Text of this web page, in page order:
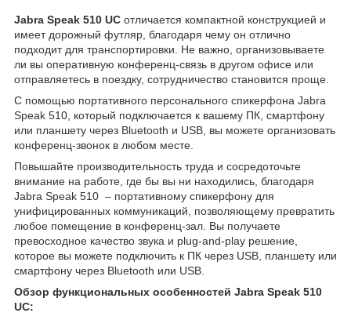
Jabra Speak 510 UC отличается компактной конструкцией и
имеет дорожный футляр, благодаря чему он отлично
подходит для транспортировки. Не важно, организовываете
ли вы оперативную конференц-связь в другом офисе или
отправляетесь в поездку, сотрудничество становится проще.
С помощью портативного персонального спикерфона Jabra
Speak 510, который подключается к вашему ПК, смартфону
или планшету через Bluetooth и USB, вы можете организовать
конференц-звонок в любом месте.
Повышайте производительность труда и сосредоточьте
внимание на работе, где бы вы ни находились, благодаря
Jabra Speak 510 – портативному спикерфону для
унифицированных коммуникаций, позволяющему превратить
любое помещение в конференц-зал. Вы получаете
превосходное качество звука и plug-and-play решение,
которое вы можете подключить к ПК через USB, планшету или
смартфону через Bluetooth или USB.
Обзор функциональных особенностей Jabra Speak 510
UC: